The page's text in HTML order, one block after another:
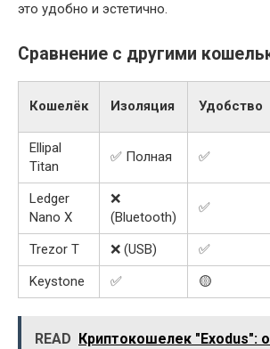
это удобно и эстетично.
Сравнение с другими
Кошелёк Изоляция Удобство
Ellipal
Titan
✅ Полная ✅
Ledger
Nano X
❌
(Bluetooth)
✅
Trezor T ❌ (USB) ✅
Keystone
✅ 🟡
READ
Криптокошелек "Exodus":